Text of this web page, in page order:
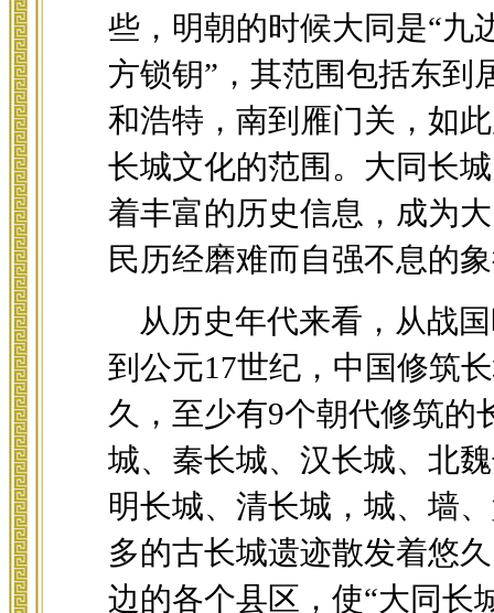
些，明朝的时候大同是“九
方锁钥”，其范围包括东到
和浩特，南到雁门关，如
长城文化的范围。大同长
着丰富的历史信息，成为
民历经磨难而自强不息的
从历史年代来看，从战
到公元17世纪，中国修筑
久，至少有9个朝代修筑的
城、秦长城、汉长城、北
明长城、清长城，城、墙
多的古长城遗迹散发着悠
边的各个县区，使“大同长